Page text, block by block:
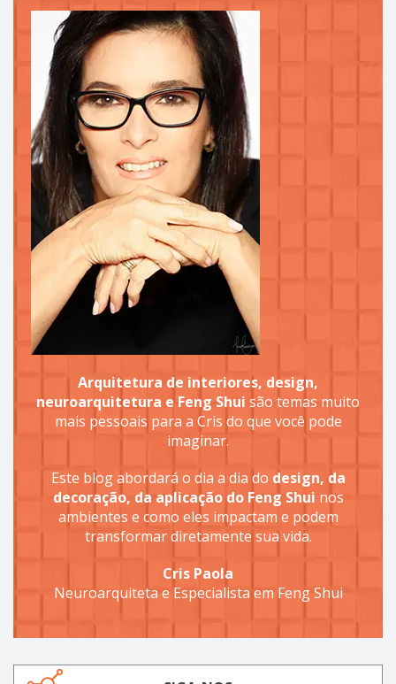
Arquitetura de interiores, design,
neuroarquitetura e Feng Shui são temas muito
mais pessoais para a Cris do que você pode
imaginar.
Este blog abordará o dia a dia do design, da
decoração, da aplicação do Feng Shui nos
ambientes e como eles impactam e podem
transformar diretamente sua vida.
Cris Paola
Neuroarquiteta e Especialista em Feng Shui